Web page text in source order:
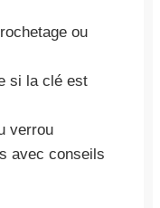
ou
si la clé est
verrou
avec conseils